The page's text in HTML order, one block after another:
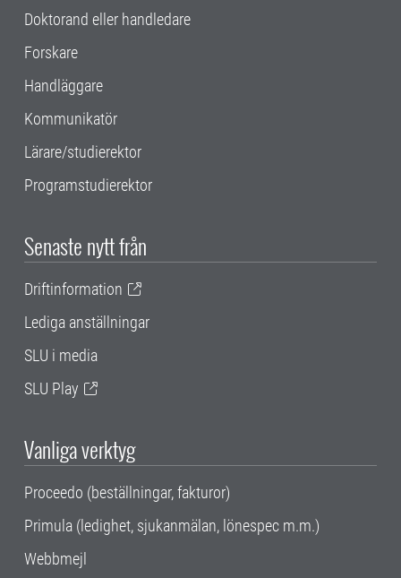
Doktorand eller handledare
Forskare
Handläggare
Kommunikatör
Lärare/studierektor
Programstudierektor
Senaste nytt från
Driftinformation
Lediga anställningar
SLU i media
SLU Play
Vanliga verktyg
Proceedo (beställningar, fakturor)
Primula (ledighet, sjukanmälan, lönespec m.m.)
Webbmejl